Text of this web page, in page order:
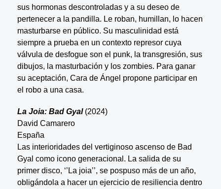
sus hormonas descontroladas y a su deseo de
pertenecer a la pandilla. Le roban, humillan, lo hacen
masturbarse en público. Su masculinidad está
siempre a prueba en un contexto represor cuya
válvula de desfogue son el punk, la transgresión, sus
dibujos, la masturbación y los zombies. Para ganar
su aceptación, Cara de Ángel propone participar en
el robo a una casa.
La Joia: Bad Gyal(2024)
David Camarero
España
Las interioridades del vertiginoso ascenso de Bad
Gyal como icono generacional. La salida de su
primer disco, ‘’La joia’’, se pospuso más de un año,
obligándola a hacer un ejercicio de resiliencia dentro